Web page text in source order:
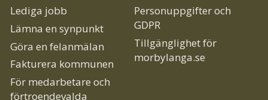
Lediga jobb
Lämna en synpunkt
Göra en felanmälan
Fakturera kommunen
För medarbetare och
förtroendevalda
Personuppgifter och
GDPR
Tillgänglighet för
morbylanga.se